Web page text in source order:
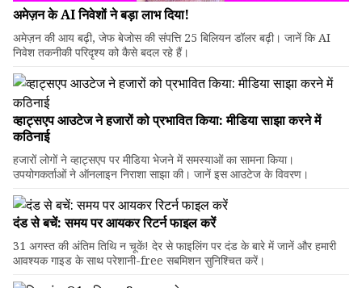
अमेज़न के AI निवेशों ने बड़ा लाभ दिया!
अमेज़न की आय बढ़ी, जेफ बेजोस की संपत्ति 25 बिलियन डॉलर बढ़ी। जानें कि AI
निवेश तकनीकी परिदृश्य को कैसे बदल रहे हैं।
व्हाट्सएप आउटेज ने हजारों को प्रभावित किया: मीडिया साझा करने में
कठिनाई
हजारों लोगों ने व्हाट्सएप पर मीडिया भेजने में समस्याओं का सामना किया।
उपयोगकर्ताओं ने ऑनलाइन निराशा साझा की। जानें इस आउटेज के विवरण।
दंड से बचें: समय पर आयकर रिटर्न फाइल करें
31 अगस्त की अंतिम तिथि न चूकें! देर से फाइलिंग पर दंड के बारे में जानें और हमारी
आवश्यक गाइड के साथ परेशानी-free सबमिशन सुनिश्चित करें।